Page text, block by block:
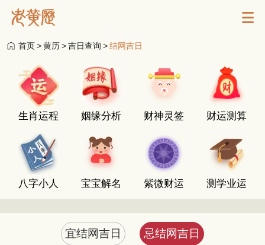
首页>黄历>吉日查询 >结网吉日
生肖运程 姻缘分析 财神灵签 财运测算
八字小人 宝宝解名 紫微财运 测学业运
宜结网吉日 忌结网吉日